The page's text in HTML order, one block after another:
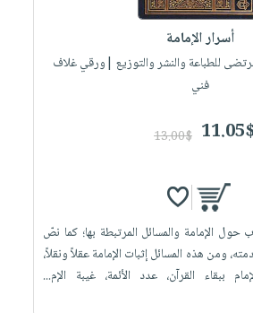
أسرار الإمامة
للطباعة والنشر والتوزيع |ورقي غلاف
فني
13.00$
حول الإمامة والمسائل المرتبطة بها؛ كما نصّ
ومن هذه المسائل إثبات الإمامة عقلاً ونقلاً،
ببقاء القرآن، عدد الأئمة، غيبة الإم...